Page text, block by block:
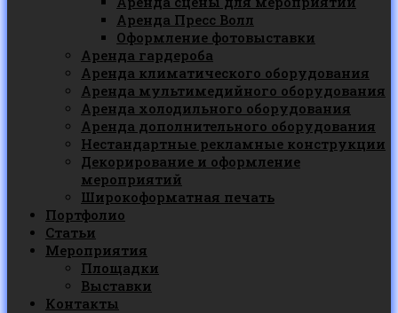
Аренда Пресс Волл
Оформление фотовыставки
Аренда гардероба
Аренда климатического оборудования
Аренда мультимедийного оборудования
Аренда холодильного оборудования
Аренда дополнительного оборудования
Нестандартные рекламные конструкции
Декорирование и оформление
мероприятий
Широкоформатная печать
Портфолио
Статьи
Мероприятия
Площадки
Выставки
Контакты